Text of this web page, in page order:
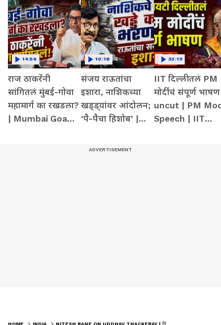
राज ठाकरेंनी
सांगितलं मुंबई-गोवा
महामार्ग का रखडला?
| Mumbai Goa
14:56
संजय राऊतांचा
इशारा, नाशिकच्या
खड्ड्यांवर आंदोलन;
‘पै-पैचा हिशोब’ |
10:18
IIT दिल्लीतलं PM
मोदींचं संपूर्ण भाषण
uncut | PM
Speech | IIT
33:19
HOME INDIA